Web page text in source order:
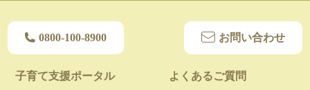
0800-100-8900 お問い合わせ
子育て支援ポータル
よくあるご質問